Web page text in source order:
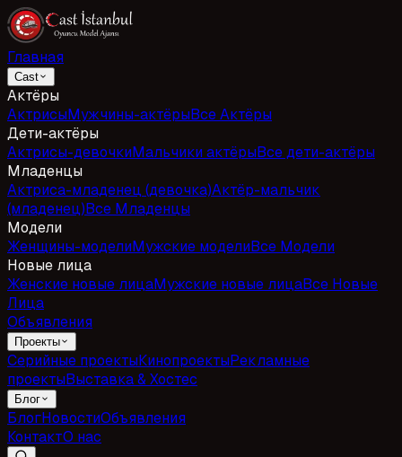
Главная
Cast
Актёры
АктрисыМужчины-актёрыВсе Актёры
Дети-актёры
Актрисы-девочкиМальчики актёрыВсе дети-актёры
Младенцы
Актриса-младенец (девочка)Актёр-мальчик
(младенец)Все Младенцы
Модели
Женщины-моделиМужские моделиВсе Модели
Новые лица
Женские новые лицаМужские новые лицаВсе Новые
Лица
Объявления
Проекты
Серийные проектыКинопроектыРекламные
проектыВыставка & Хостес
Блог
БлогНовостиОбъявления
КонтактО нас